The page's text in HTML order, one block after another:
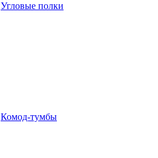
Угловые полки
Комод-тумбы